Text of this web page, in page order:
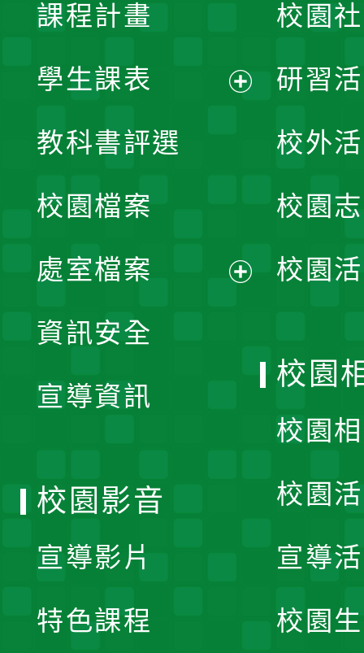
課程計畫
學生課表
單
教科書評選
校園檔案
處室檔案
資訊安全
宣導資訊
校園
研習
校外
校園
校園
校園
校園
校園
宣導
校園
校園影音
宣導影片
特色課程